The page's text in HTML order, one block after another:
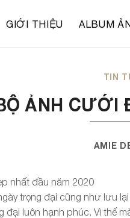
GIỚI THIỆU ALBUM
TIN
ẢNH CƯỚI
AMIE
nhất đầu năm 2020
trọng đại cũng như lưu
đại luôn hạnh phúc. Vì thế